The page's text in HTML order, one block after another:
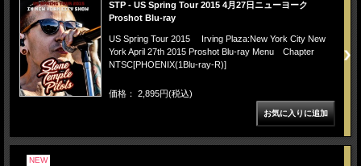
STP - US Spring Tour 2015 4月27日ニューヨーク
Proshot Blu-ray
US Spring Tour 2015 Irving Plaza:New York City New
York April 27th 2015 Proshot Blu-ray Menu Chapter
NTSC[PHOENIX(1Blu-ray-R)]
価格： 2,895円(税込)
NEW